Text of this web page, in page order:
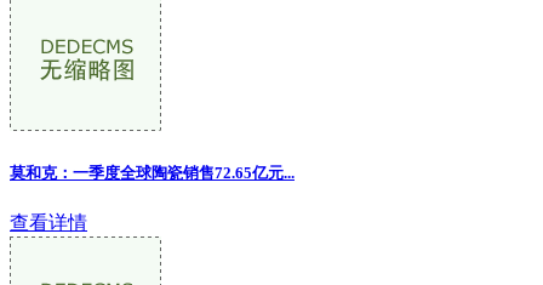
莫和克：一季度全球陶瓷销售72.65亿元...
查看详情